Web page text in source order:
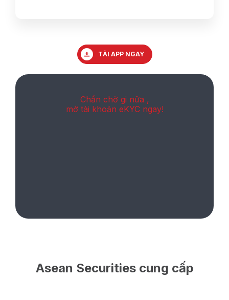
TẢI APP NGAY
Chần chờ gi nữa ,
mở tài khoản eKYC ngay!
Asean Securities cung cấp